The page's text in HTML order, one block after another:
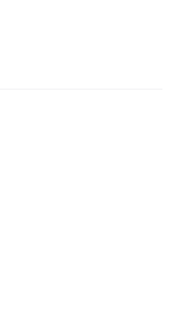
Viber
у Whatsapp
у Messenger
у LinkedIn
Google news
у Viber
у LinkedIn